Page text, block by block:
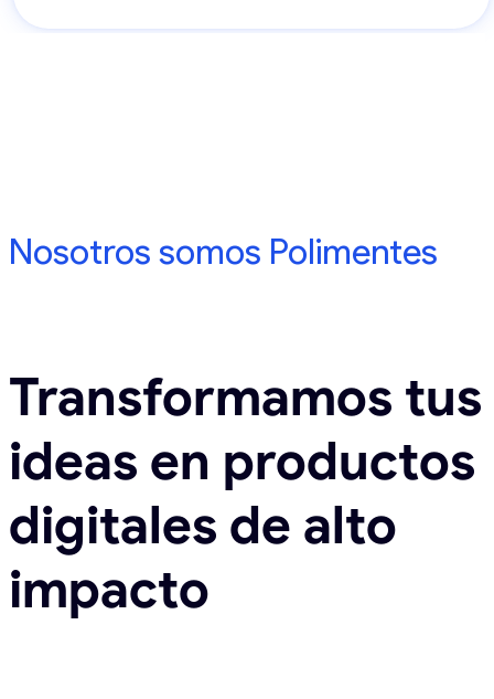
Nosotros somos Polimentes
Transformamos tus
ideas en productos
digitales de alto
impacto